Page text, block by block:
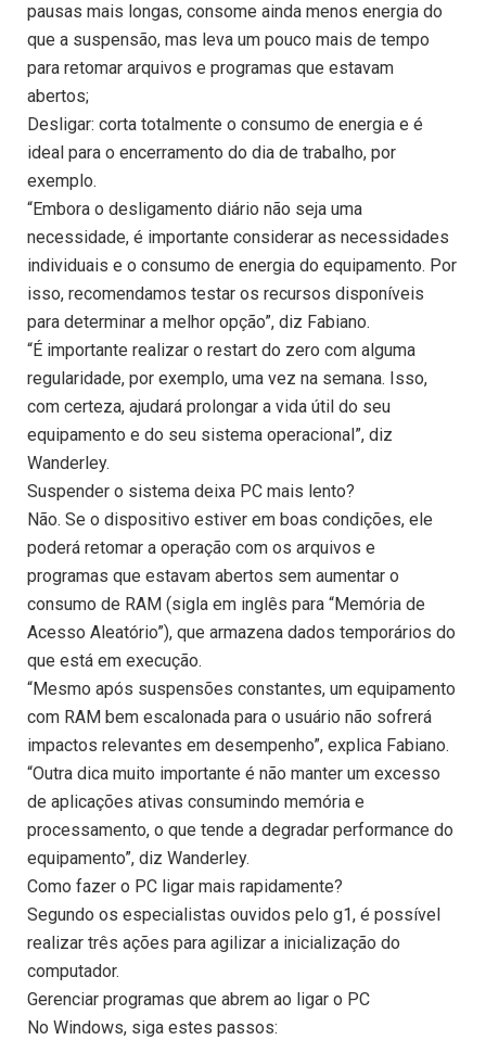
pausas mais longas, consome ainda menos energia do
que a suspensão, mas leva um pouco mais de tempo
para retomar arquivos e programas que estavam
abertos;
Desligar: corta totalmente o consumo de energia e é
ideal para o encerramento do dia de trabalho, por
exemplo.
“Embora o desligamento diário não seja uma
necessidade, é importante considerar as necessidades
individuais e o consumo de energia do equipamento. Por
isso, recomendamos testar os recursos disponíveis
para determinar a melhor opção”, diz Fabiano.
“É importante realizar o restart do zero com alguma
regularidade, por exemplo, uma vez na semana. Isso,
com certeza, ajudará prolongar a vida útil do seu
equipamento e do seu sistema operacional”, diz
Wanderley.
Suspender o sistema deixa PC mais lento?
Não. Se o dispositivo estiver em boas condições, ele
poderá retomar a operação com os arquivos e
programas que estavam abertos sem aumentar o
consumo de RAM (sigla em inglês para “Memória de
Acesso Aleatório”), que armazena dados temporários do
que está em execução.
“Mesmo após suspensões constantes, um equipamento
com RAM bem escalonada para o usuário não sofrerá
impactos relevantes em desempenho”, explica Fabiano.
“Outra dica muito importante é não manter um excesso
de aplicações ativas consumindo memória e
processamento, o que tende a degradar performance do
equipamento”, diz Wanderley.
Como fazer o PC ligar mais rapidamente?
Segundo os especialistas ouvidos pelo g1, é possível
realizar três ações para agilizar a inicialização do
computador.
Gerenciar programas que abrem ao ligar o PC
No Windows, siga estes passos: